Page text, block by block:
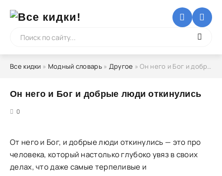
Все кидки » Модный словарь» Другое » Он него и Бог и добрые люди откинулись
Он него и Бог и добрые люди откинулись
0
От него и Бог, и добрые люди откинулись — это про
человека, который настолько глубоко увяз в своих
делах, что даже самые терпеливые и